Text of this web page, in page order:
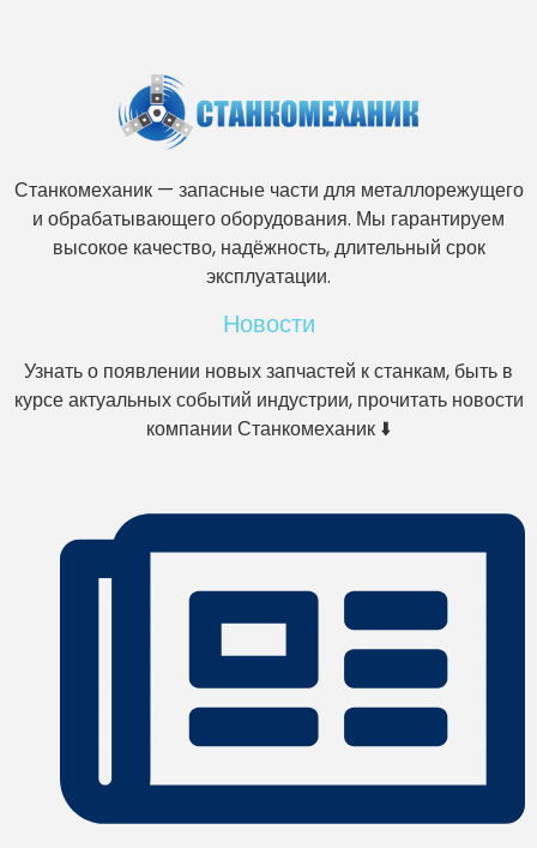
Станкомеханик — запасные части для металлорежущего
и обрабатывающего оборудования. Мы гарантируем
высокое качество, надёжность, длительный срок
эксплуатации.
Новости
Узнать о появлении новых запчастей к станкам, быть в
курсе актуальных событий индустрии, прочитать новости
компании Станкомеханик ⬇️